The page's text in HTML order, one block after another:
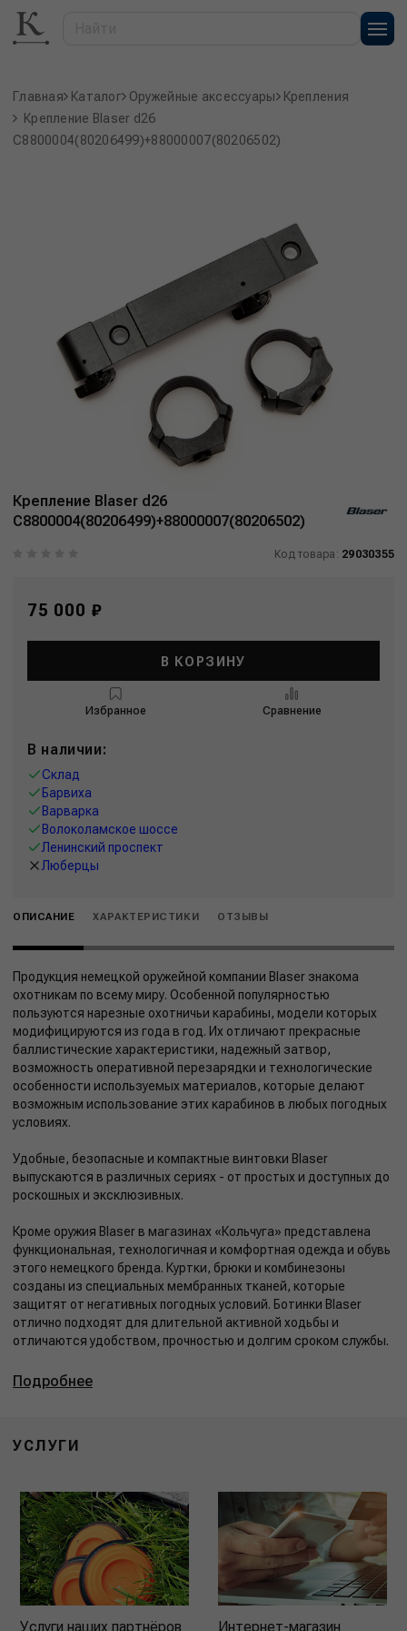
Главная Каталог Оружейные аксессуары
Крепления
Крепление Blaser d26
C8800004(80206499)+88000007(80206502)
Крепление Blaser d26
C8800004(80206499)+88000007(80206502)
Код товара: 29030355
75 000 ₽
В КОРЗИНУ
Избранное Сравнение
В наличии:
Склад
Барвиха
Варварка
Волоколамское шоссе
Ленинский проспект
Люберцы
ОПИСАНИЕ ХАРАКТЕРИСТИКИ ОТЗЫВЫ
Продукция немецкой оружейной компании Blaser знакома
охотникам по всему миру. Особенной популярностью
пользуются нарезные охотничьи карабины, модели которых
модифицируются из года в год. Их отличают прекрасные
баллистические характеристики, надежный затвор,
возможность оперативной перезарядки и технологические
особенности используемых материалов, которые делают
возможным использование этих карабинов в любых погодных
условиях.
Удобные, безопасные и компактные винтовки Blaser
выпускаются в различных сериях - от простых и доступных до
роскошных и эксклюзивных.
Кроме оружия Blaser в магазинах «Кольчуга» представлена
функциональная, технологичная и комфортная одежда и обувь
этого немецкого бренда. Куртки, брюки и комбинезоны
созданы из специальных мембранных тканей, которые
защитят от негативных погодных условий. Ботинки Blaser
отлично подходят для длительной активной ходьбы и
отличаются удобством, прочностью и долгим сроком службы.
Подробнее
УСЛУГИ
Услуги наших партнёров Интернет-магазин